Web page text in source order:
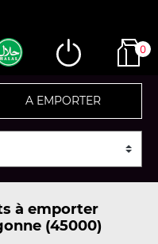
0
A EMPORTER
à emporter
(45000)